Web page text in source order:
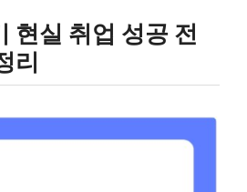
현실 취업 성공 전
리